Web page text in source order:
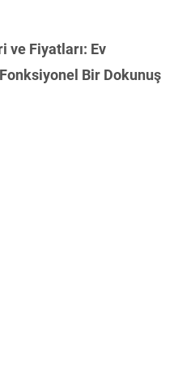
ve Fiyatları: Ev
Bir Dokunuş